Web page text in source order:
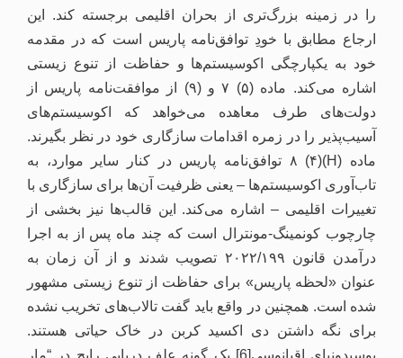
را در زمینه‌ بزرگ‌تری از بحران اقلیمی برجسته کند. این
ارجاع مطابق با خودِ توافق‌نامه پاریس است که در مقدمه
خود به یکپارچگی اکوسیستم‌ها و حفاظت از تنوع زیستی
اشاره می‌کند. ماده (۵) ۷ و (۹) از موافقت‌نامه پاریس از
دولت‌‌های طرف معاهده می‌خواهد که اکوسیستم‌های
آسیب‌پذیر را در زمره‌ اقدامات سازگاری خود در نظر بگیرند.
ماده (H)(۴) ۸ توافق‌نامه پاریس در کنار سایر موارد، به
تاب‌آوری اکوسیستم‌ها – یعنی ظرفیت آن‌ها برای سازگاری با
تغییرات اقلیمی – اشاره می‌کند. این قالب‌ها نیز بخشی از
چارچوب کونمینگ-مونترال است که چند ماه پس از به اجرا
درآمدن قانون ۲۰۲۲/۱۹۹ تصویب شدند و از آن زمان به
عنوان «لحظه پاریس» برای حفاظت از تنوع زیستی مشهور
شده است. همچنین در واقع باید گفت تالاب‌های تخریب نشده
برای نگه داشتن دی اکسید کربن در خاک حیاتی هستند.